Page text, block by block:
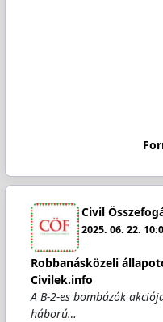
Civil
2025. 06. 22.
Robbanásközeli
Civilek.info
A B-2-es bombázók
háború…